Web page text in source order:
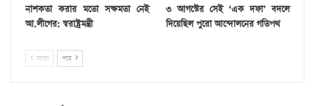
নাশকতা করার মতো সক্ষমতা নেই
আ.লীগের: স্বরাষ্ট্রমন্ত্রী
৩ আগস্টের সেই ‘এক দফা’ বদলে
দিয়েছিল পুরো আন্দোলনের গতিপথ
আগে পরে